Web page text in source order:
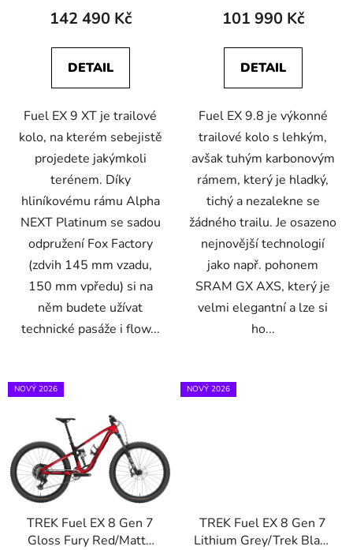
142 490 Kč
DETAIL
Fuel EX 9 XT je trailové
kolo, na kterém sebejistě
projedete jakýmkoli
terénem. Díky
hliníkovému rámu Alpha
NEXT Platinum se sadou
odpružení Fox Factory
(zdvih 145 mm vzadu,
150 mm vpředu) si na
něm budete užívat
technické pasáže i flow...
101 990 Kč
DETAIL
Fuel EX 9.8 je výkonné
trailové kolo s lehkým,
avšak tuhým karbonovým
rámem, který je hladký,
tichý a nezalekne se
žádného trailu. Je osazeno
nejnovější technologií
jako např. pohonem
SRAM GX AXS, který je
velmi elegantní a lze si
ho...
NOVÝ 2026
TREK Fuel EX 8 Gen 7
Gloss Fury Red/Matte
NOVÝ 2026
TREK Fuel EX 8 Gen 7
Lithium Grey/Trek Black